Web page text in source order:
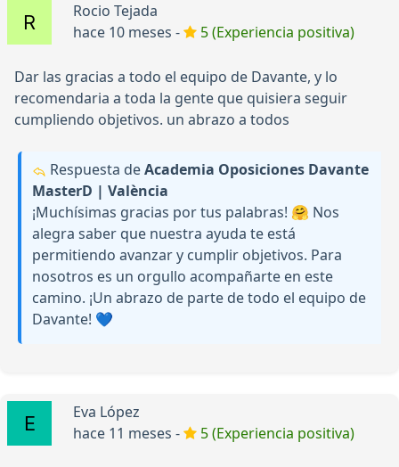
Rocio Tejada
hace 10 meses -
5 (Experiencia positiva)
Dar las gracias a todo el equipo de Davante, y lo
recomendaria a toda la gente que quisiera seguir
cumpliendo objetivos. un abrazo a todos
Respuesta deAcademia Oposiciones Davante
MasterD | València
¡Muchísimas gracias por tus palabras! 🤗 Nos
alegra saber que nuestra ayuda te está
permitiendo avanzar y cumplir objetivos. Para
nosotros es un orgullo acompañarte en este
camino. ¡Un abrazo de parte de todo el equipo de
Davante! 💙
Eva López
hace 11 meses -
5 (Experiencia positiva)